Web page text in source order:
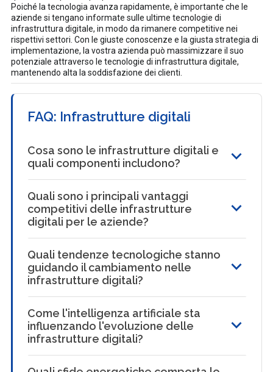
Poiché la tecnologia avanza rapidamente, è importante che le
aziende si tengano informate sulle ultime tecnologie di
infrastruttura digitale, in modo da rimanere competitive nei
rispettivi settori. Con le giuste conoscenze e la giusta strategia di
implementazione, la vostra azienda può massimizzare il suo
potenziale attraverso le tecnologie di infrastruttura digitale,
mantenendo alta la soddisfazione dei clienti.
FAQ: Infrastrutture digitali
Cosa sono le infrastrutture digitali e
quali componenti includono?
Quali sono i principali vantaggi
competitivi delle infrastrutture
digitali per le aziende?
Quali tendenze tecnologiche stanno
guidando il cambiamento nelle
infrastrutture digitali?
Come l'intelligenza artificiale sta
influenzando l'evoluzione delle
infrastrutture digitali?